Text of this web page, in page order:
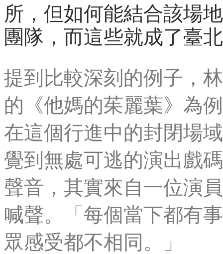
所，但如何能結合該場
團隊，而這些就成了臺
提到比較深刻的例子，
的《他媽的茱麗葉》為
在這個行進中的封閉場
覺到無處可逃的演出戲
聲音，其實來自一位演
喊聲。「每個當下都有
眾感受都不相同。」